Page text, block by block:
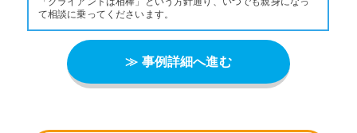
て相談に乗ってくださいます。
≫ 事例詳細へ進む